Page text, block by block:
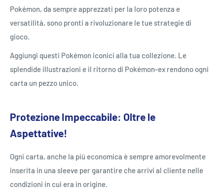
Pokémon, da sempre apprezzati per la loro potenza e
versatilità, sono pronti a rivoluzionare le tue strategie di
gioco.
Aggiungi questi Pokémon iconici alla tua collezione. Le
splendide illustrazioni e il ritorno di Pokémon-ex rendono ogni
carta un pezzo unico.
Protezione Impeccabile: Oltre le
Aspettative!
Ogni carta, anche la più economica è sempre amorevolmente
inserita in una sleeve per garantire che arrivi al cliente nelle
condizioni in cui era in origine.